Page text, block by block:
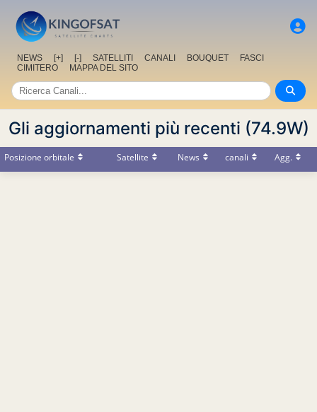
NEWS [+] [-] SATELLITI CANALI BOUQUET
FASCI
CIMITERO
MAPPA DEL SITO
Gli aggiornamenti più recenti (74.9W)
Posizione orbitale Satellite News canali Agg.